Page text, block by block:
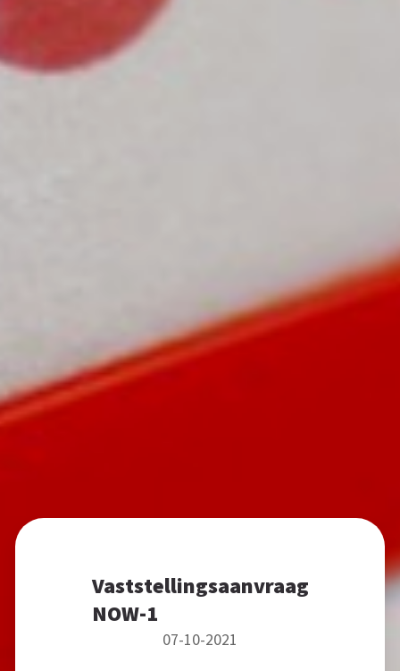
Vaststellingsaanvraag
NOW-1
07-10-2021